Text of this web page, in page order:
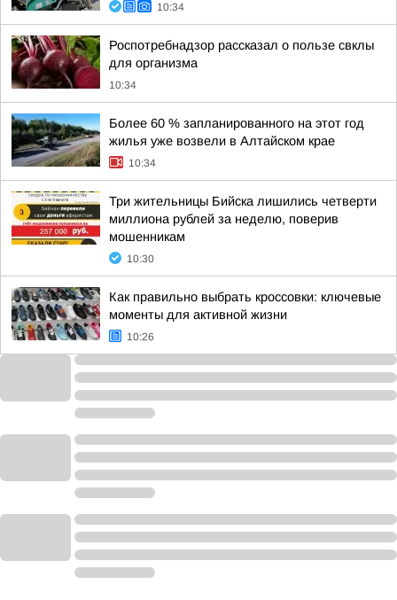
10:34
Роспотребнадзор рассказал о пользе свклы
для организма
10:34
Более 60 % запланированного на этот год
жилья уже возвели в Алтайском крае
10:34
Три жительницы Бийска лишились четверти
миллиона рублей за неделю, поверив
мошенникам
10:30
Как правильно выбрать кроссовки: ключевые
моменты для активной жизни
10:26